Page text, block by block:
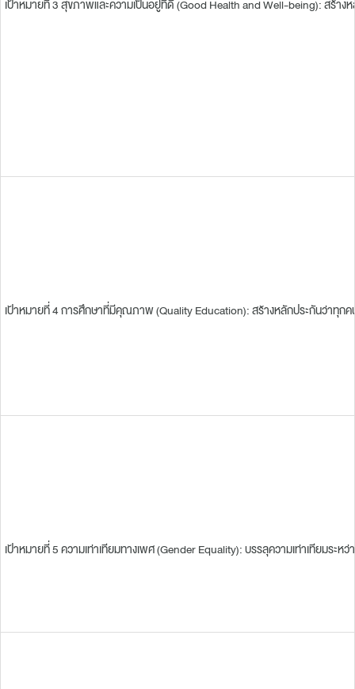
เป้าหมายที่ 3 สุขภาพและความเป็นอยู่ที่ดี (Good Health and Well-being): สร้
เป้าหมายที่ 4 การศึกษาที่มีคุณภาพ (Quality Education): สร้างหลักประกันว่าทุ
เป้าหมายที่ 5 ความเท่าเทียมทางเพศ (Gender Equality): บรรลุความเท่าเทียมระ